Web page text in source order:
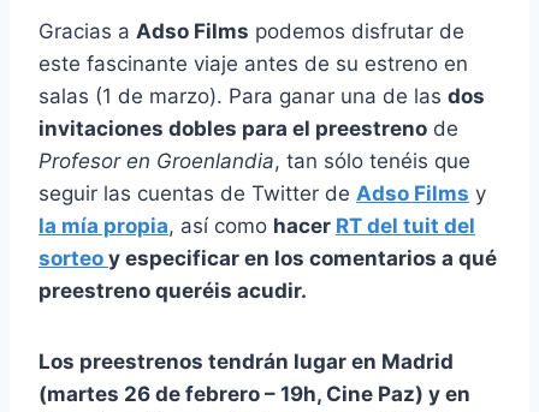
Gracias a Adso Films podemos disfrutar de
este fascinante viaje antes de su estreno en
salas (1 de marzo). Para ganar una de las dos
invitaciones dobles para el preestreno de
Profesor en Groenlandia, tan sólo tenéis que
seguir las cuentas de Twitter de Adso Films y
la mía propia, así como hacer RT del tuit del
sorteo y especificar en los comentarios a qué
preestreno queréis acudir.
Los preestrenos tendrán lugar en Madrid
(martes 26 de febrero – 19h, Cine Paz) y en